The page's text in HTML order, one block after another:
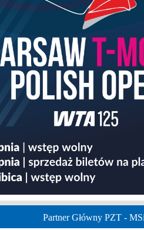
Partner Główny PZT -